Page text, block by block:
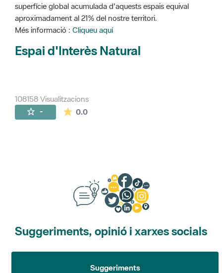
superfície global acumulada d'aquests espais equival
aproximadament al 21% del nostre territori.
Més informació : Cliqueu aquí
Espai d'Interès Natural
108158 Visualitzacions
- 0.0La mitjana de les valoracions és de 0
Suggeriments, opinió i xarxes socials
Suggeriments